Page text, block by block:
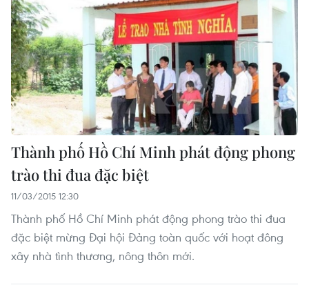
Thành phố Hồ Chí Minh phát động phong
trào thi đua đặc biệt
11/03/2015 12:30
Thành phố Hồ Chí Minh phát động phong trào thi đua
đặc biệt mừng Đại hội Đảng toàn quốc với hoạt đông
xây nhà tình thương, nông thôn mới.